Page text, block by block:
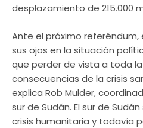
desplazamiento de 215.000
Ante el próximo
sus ojos en la situación
que perder de vista a toda
consecuencias de la crisis
explica Rob Mulder,
sur de Sudán. El sur de
crisis humanitaria y todavía